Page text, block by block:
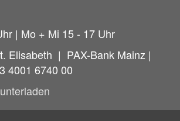
| Mo + Mi 15 - 17 Uhr
Elisabeth | PAX-Bank Mainz |
4001 6740 00